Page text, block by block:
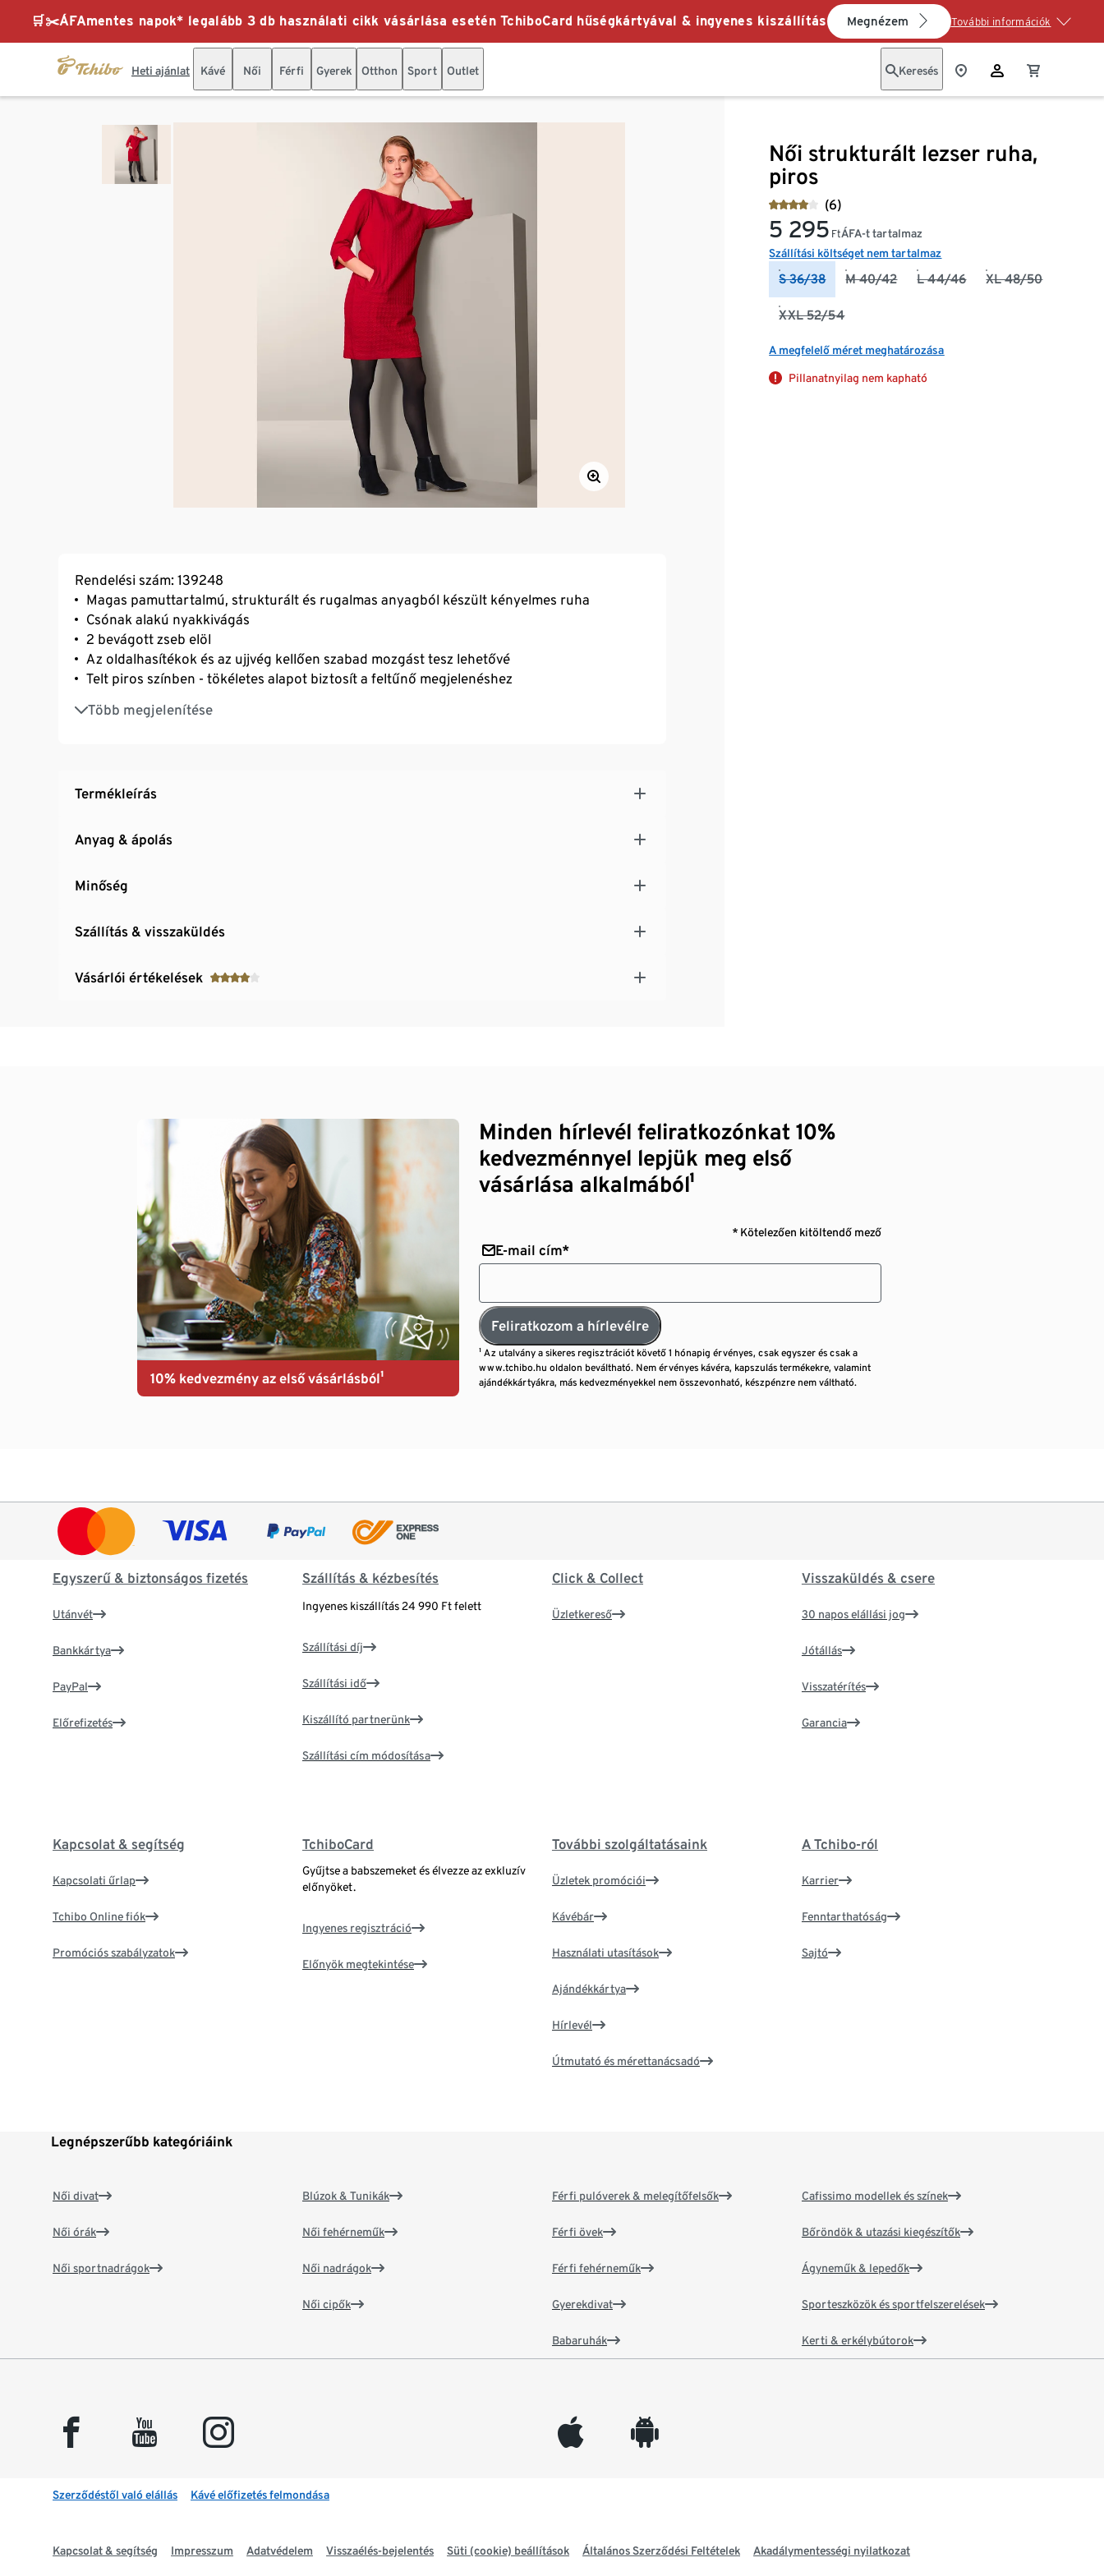
🛒✂️ÁFAmentes napok* legalább 3 db használati cikk vásárlása esetén TchiboCard hűségkártyával & ingyenes kiszállítás Megnézem További információk
Heti ajánlat Kávé Női Férfi Gyerek Otthon Sport Outlet Keresés
Női strukturált lezser ruha,
piros
(6)
5 295 FtÁFA-t tartalmaz
Szállítási költséget nem tartalmaz
S 36/38 M 40/42 L 44/46 XL 48/50
XXL 52/54
A megfelelő méret meghatározása
Pillanatnyilag nem kapható
Rendelési szám: 139248
Magas pamuttartalmú, strukturált és rugalmas anyagból készült kényelmes ruha
Csónak alakú nyakkivágás
2 bevágott zseb elöl
Az oldalhasítékok és az ujjvég kellően szabad mozgást tesz lehetővé
Telt piros színben - tökéletes alapot biztosít a feltűnő megjelenéshez
Több megjelenítése
Teljes felülete strukturált
Elasztánnal: formatartó, tökéletesen áll, rendkívül kényelmes viselet
Termékleírás
Anyag & ápolás
Minőség
Szállítás & visszaküldés
Vásárlói értékelések
10% kedvezmény az első vásárlásból¹
Minden hírlevél feliratkozónkat 10%
kedvezménnyel lepjük meg első
vásárlása alkalmából¹
* Kötelezően kitöltendő mező
E-mail cím*
Feliratkozom a hírlevélre
¹ Az utalvány a sikeres regisztrációt követő 1 hónapig érvényes, csak egyszer és csak a
www.tchibo.hu oldalon beváltható. Nem érvényes kávéra, kapszulás termékekre, valamint
ajándékkártyákra, más kedvezményekkel nem összevonható, készpénzre nem váltható.
Egyszerű & biztonságos fizetés
Utánvét
Bankkártya
PayPal
Előrefizetés
Szállítás & kézbesítés
Ingyenes kiszállítás 24 990 Ft felett
Szállítási díj
Szállítási idő
Kiszállító partnerünk
Szállítási cím módosítása
Click & Collect
Üzletkereső
Visszaküldés & csere
30 napos elállási jog
Jótállás
Visszatérítés
Garancia
Kapcsolat & segítség
Kapcsolati űrlap
Tchibo Online fiók
Promóciós szabályzatok
TchiboCard
Gyűjtse a babszemeket és élvezze az exkluzív
előnyöket.
Ingyenes regisztráció
Előnyök megtekintése
További szolgáltatásaink
Üzletek promóciói
Kávébár
Használati utasítások
Ajándékkártya
Hírlevél
Útmutató és mérettanácsadó
A Tchibo-ról
Karrier
Fenntarthatóság
Sajtó
Legnépszerűbb kategóriáink
Női divat
Női órák
Női sportnadrágok
Blúzok & Tunikák
Női fehérneműk
Női nadrágok
Női cipők
Férfi pulóverek & melegítőfelsők
Férfi övek
Férfi fehérneműk
Gyerekdivat
Babaruhák
Cafissimo modellek és színek
Bőröndök & utazási kiegészítők
Ágyneműk & lepedők
Sporteszközök és sportfelszerelések
Kerti & erkélybútorok
facebook youtube instagram appleinc android
Szerződéstől való elállás Kávé előfizetés felmondása
Kapcsolat & segítség Impresszum Adatvédelem Visszaélés-bejelentés Süti (cookie) beállítások Általános Szerződési Feltételek Akadálymentességi nyilatkozat